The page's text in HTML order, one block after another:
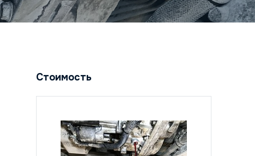
Стоимость